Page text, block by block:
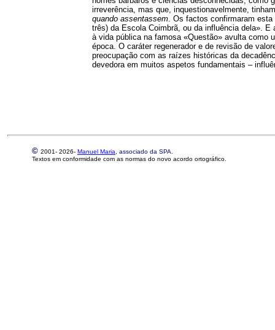
irreverência, mas que, inquestionavelmente,
quando assentassem. Os factos confirmaram
três) da Escola Coimbrã, ou da influência dela».
à vida pública na famosa «Questão» avulta como
época. O caráter regenerador e de revisão de
preocupação com as raízes históricas da
devedora em muitos aspetos fundamentais –
© 2001- 2026- Manuel Maria , associado da SPA.
Textos em conformidade com as normas do novo acordo ortográfico.